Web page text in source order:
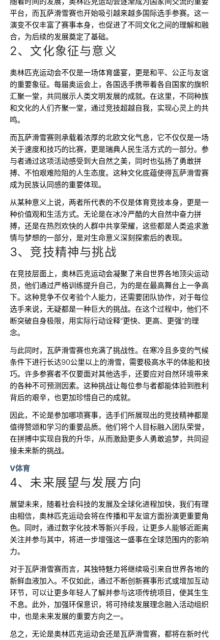
平台，而瓦萨滑雪赛也开始吸引越来越多国际选手参赛。这一
演变不仅丰富了赛事本身，也促进了不同文化之间的理解和融
合，为后续的发展奠定了基础。
2、文化象征与意义
奥林匹克运动会不仅是一场体育盛宴，更是和平、公正与友谊
的重要象征。每届奥运会上，各国选手携带着各自国家的旗帜
汇聚一堂，共同展示人类文明发展的成就。在这里，不同种族
和文化的人们齐聚一堂，通过竞技超越自我，实现心灵上的共
鸣。
而瓦萨滑雪赛则承载着浓厚的北欧文化气息，它不仅仅是一场
关于速度和技巧的比赛，更是瑞典人民生活方式的一部分。参
与者通过这项活动感受到大自然之美，同时也弘扬了勇敢拼
搏、不怕艰难险阻的人生态度。这种文化底蕴使得瓦萨滑雪赛
成为民族认同感的重要体现。
从某种意义上说，两者所代表的不仅是体育竞技本身，更是一
种价值观和生活方式。无论是在冰冷严酷的大自然中奋力拼
搏，还是在热烈欢快的人群中共享荣耀，这些都是人类追求激
情与梦想的一部分，是对生命意义深刻探索后的表现。
3、竞技精神与挑战
在竞技层面上，奥林匹克运动会凝聚了来自世界各地顶尖运动
员，他们通过严格训练提升自己，为的是在最高舞台上一争高
下。这种竞争不仅考验个人能力，还需要团队协作，对于每位
选手来说，无疑都是一种巨大的挑战。在这个过程中，他们不
断突破自身极限，用实际行动诠释“更快、更高、更强”的理
念。
与此同时，瓦萨滑雪赛也充满了挑战性。在寒冷且多变的气候
条件下进行长达90公里以上的滑雪，需要极高水平的体能和技
巧。许多参赛者不仅要面对其他选手，还要应对自然环境带来
的各种不可预测因素。这种挑战让每位参与者都能体验到胜利
背后的艰辛，也更加珍惜自己的成就。
因此，不论是参加哪项赛事，选手们所展现出的竞技精神都是
值得赞颂和学习的重要品质。他们将个人目标融入团队荣誉，
在拼搏中实现自我的升华，从而激励更多人勇敢追梦，共同迎
接未来新的挑战。
V体育
4、未来展望与发展方向
展望未来，随着社会科技的发展及全球化进程加快，我们有理
由相信，奥林匹克运动会将在传播和平友谊方面扮演更重要角
色。同时，通过数字化技术等新兴手段，让更多人能够近距离
关注并参与其中，将进一步增强这一盛事在全球范围内的影响
力。
对于瓦萨滑雪赛而言，其独特魅力将继续吸引来自世界各地的
新鲜血液加入。不仅如此，通过不断创新赛事形式或增加互动
环节，可以让更多年轻人了解并参与这项传统项目，使其生生
不息。此外，加强环保意识，将可持续发展理念融入活动组织
中，也是未来发展的重要方向之一。
总之，无论是奥林匹克运动会还是瓦萨滑雪赛，都将在新时代